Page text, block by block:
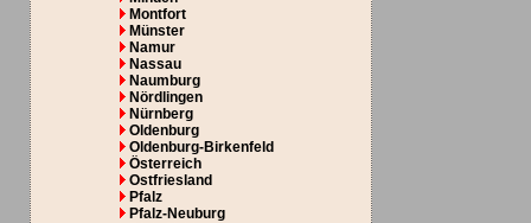
Montfort
Münster
Namur
Nassau
Naumburg
Nördlingen
Nürnberg
Oldenburg
Oldenburg-Birkenfeld
Österreich
Ostfriesland
Pfalz
Pfalz-Neuburg